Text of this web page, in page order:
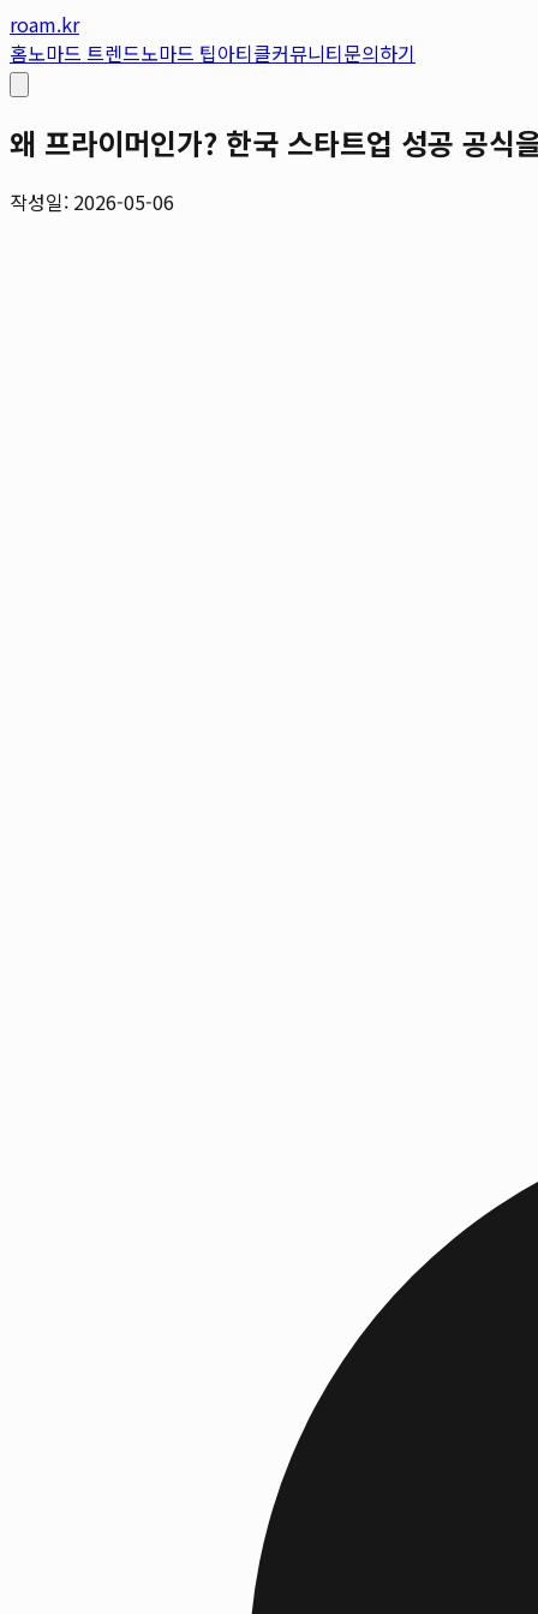
roam.kr
홈노마드 트렌드노마드 팁아티클커뮤니티문의하기
왜 프라이머인가? 한국 스타트업 성공 공식
작성일: 2026-05-06